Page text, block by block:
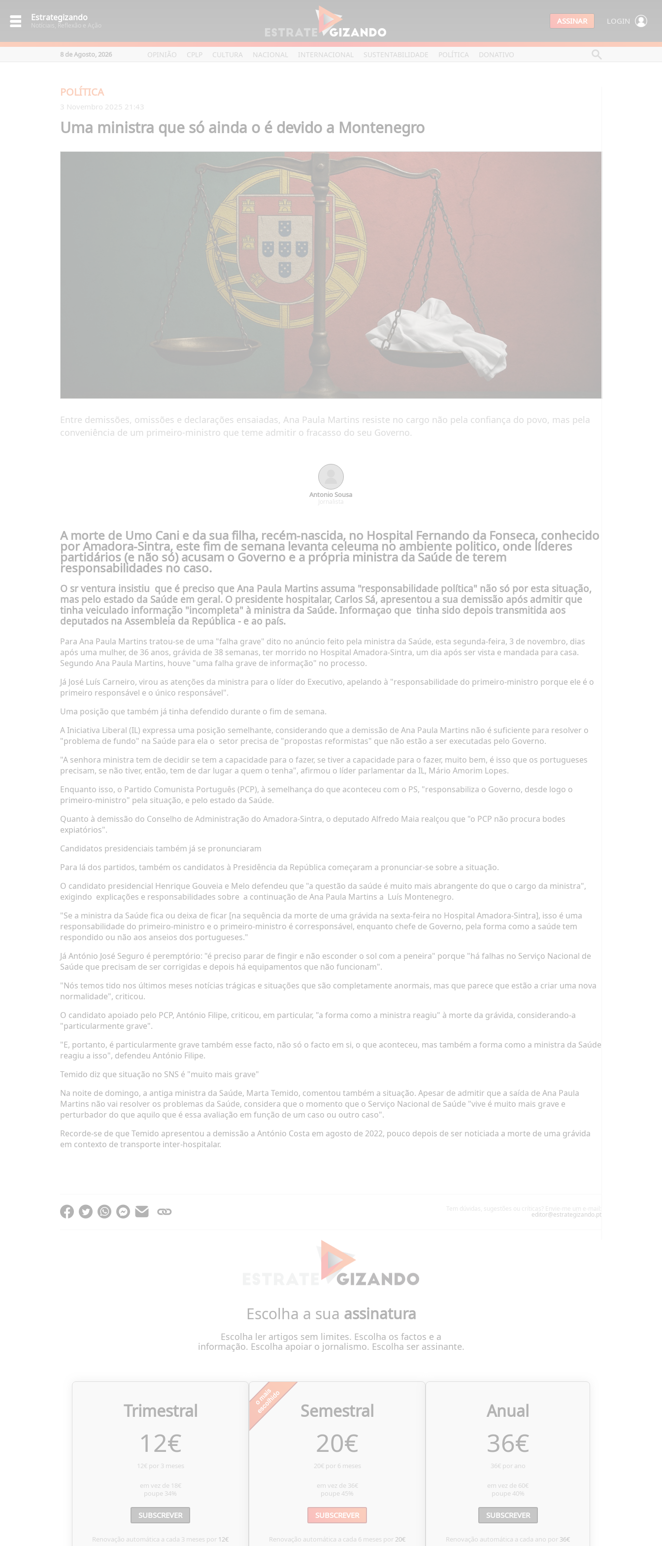
Estrategizando
Notíciais, Reflexão e Ação ASSINAR LOGIN
8 de Agosto, 2026 OPINIÃO CPLP CULTURA NACIONAL INTERNACIONAL SUSTENTABILIDADE POLÍTICA DONATIVO
POLÍTICA
3 Novembro 2025 21:43
Uma ministra que só ainda o é devido a Montenegro
Entre demissões, omissões e declarações ensaiadas, Ana Paula Martins resiste no cargo não pela confiança do povo, mas pela
conveniência de um primeiro-ministro que teme admitir o fracasso do seu Governo.
Antonio Sousa
Jornalista
A morte de Umo Cani e da sua filha, recém-nascida, no Hospital Fernando da Fonseca, conhecido
por Amadora-Sintra, este fim de semana levanta celeuma no ambiente politico, onde líderes
partidários (e não só) acusam o Governo e a própria ministra da Saúde de terem
responsabilidades no caso.
O sr ventura insistiu que é preciso que Ana Paula Martins assuma "responsabilidade política" não só por esta situação,
mas pelo estado da Saúde em geral.O presidente hospitalar, Carlos Sá, apresentou a sua demissão após admitir que
tinha veiculado informação "incompleta" à ministra da Saúde.Informaçao que tinha sido depois transmitida aos
deputados na Assembleia da República - e ao país.
Para Ana Paula Martins tratou-se de uma "falha grave" dito no anúncio feito pela ministra da Saúde, esta segunda-feira, 3 de novembro, dias
após uma mulher, de 36 anos, grávida de 38 semanas, ter morrido no Hospital Amadora-Sintra, um dia após ser vista e mandada para casa.
Segundo Ana Paula Martins, houve "uma falha grave de informação" no processo.
Já José Luís Carneiro, virou as atenções da ministra para o líder do Executivo, apelando à "responsabilidade do primeiro-ministro porque ele é o
primeiro responsável e o único responsável".
Uma posição que também já tinha defendido durante o fim de semana.
A Iniciativa Liberal (IL) expressa uma posição semelhante, considerando que a demissão de Ana Paula Martins não é suficiente para resolver o
"problema de fundo" na Saúde para ela o setor precisa de "propostas reformistas" que não estão a ser executadas pelo Governo.
"A senhora ministra tem de decidir se tem a capacidade para o fazer, se tiver a capacidade para o fazer, muito bem, é isso que os portugueses
precisam, se não tiver, então, tem de dar lugar a quem o tenha", afirmou o líder parlamentar da IL, Mário Amorim Lopes.
Enquanto isso, o Partido Comunista Português (PCP), à semelhança do que aconteceu com o PS, "responsabiliza o Governo, desde logo o
primeiro-ministro" pela situação, e pelo estado da Saúde.
Quanto à demissão do Conselho de Administração do Amadora-Sintra, o deputado Alfredo Maia realçou que "o PCP não procura bodes
expiatórios".
Candidatos presidenciais também já se pronunciaram
Para lá dos partidos, também os candidatos à Presidência da República começaram a pronunciar-se sobre a situação.
O candidato presidencial Henrique Gouveia e Melo defendeu que "a questão da saúde é muito mais abrangente do que o cargo da ministra",
exigindo explicações e responsabilidades sobre a continuação de Ana Paula Martins a Luís Montenegro.
"Se a ministra da Saúde fica ou deixa de ficar [na sequência da morte de uma grávida na sexta-feira no Hospital Amadora-Sintra], isso é uma
responsabilidade do primeiro-ministro e o primeiro-ministro é corresponsável, enquanto chefe de Governo, pela forma como a saúde tem
respondido ou não aos anseios dos portugueses."
Já António José Seguro é peremptório: "é preciso parar de fingir e não esconder o sol com a peneira" porque "há falhas no Serviço Nacional de
Saúde que precisam de ser corrigidas e depois há equipamentos que não funcionam".
"Nós temos tido nos últimos meses notícias trágicas e situações que são completamente anormais, mas que parece que estão a criar uma nova
normalidade", criticou.
O candidato apoiado pelo PCP, António Filipe, criticou, em particular, "a forma como a ministra reagiu" à morte da grávida, considerando-a
"particularmente grave".
"E, portanto, é particularmente grave também esse facto, não só o facto em si, o que aconteceu, mas também a forma como a ministra da Saúde
reagiu a isso", defendeu António Filipe.
Temido diz que situação no SNS é "muito mais grave"
Na noite de domingo, a antiga ministra da Saúde, Marta Temido, comentou também a situação. Apesar de admitir que a saída de Ana Paula
Martins não vai resolver os problemas da Saúde, considera que o momento que o Serviço Nacional de Saúde "vive é muito mais grave e
perturbador do que aquilo que é essa avaliação em função de um caso ou outro caso".
Recorde-se de que Temido apresentou a demissão a António Costa em agosto de 2022, pouco depois de ser noticiada a morte de uma grávida
em contexto de transporte inter-hospitalar.
Tem dúvidas, sugestões ou críticas? Envie-me um e-mail:
editor@estrategizando.pt
Escolha a sua assinatura
Escolha ler artigos sem limites. Escolha os factos e a
informação. Escolha apoiar o jornalismo. Escolha ser assinante.
Trimestral
12€
12€ por 3 meses
em vez de 18€
poupe 34%
SUBSCREVER
Renovação automática a cada 3 meses por 12€
Semestral
20€
20€ por 6 meses
em vez de 36€
poupe45%
SUBSCREVER
Renovação automática a cada 6 meses por20€
Anual
36€
36€ por ano
em vez de 60€
poupe40%
SUBSCREVER
Renovação automática a cada ano por36€